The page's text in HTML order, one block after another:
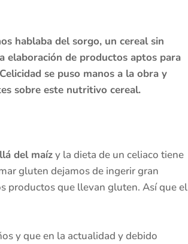
hablaba del sorgo, un cereal sin
elaboración de productos aptos para
se puso manos a la obra y
sobre este nutritivo cereal.
del maízy la dieta de un celiaco tiene
gluten dejamos de ingerir gran
productos que llevan gluten. Así que el
y que en la actualidad y debido